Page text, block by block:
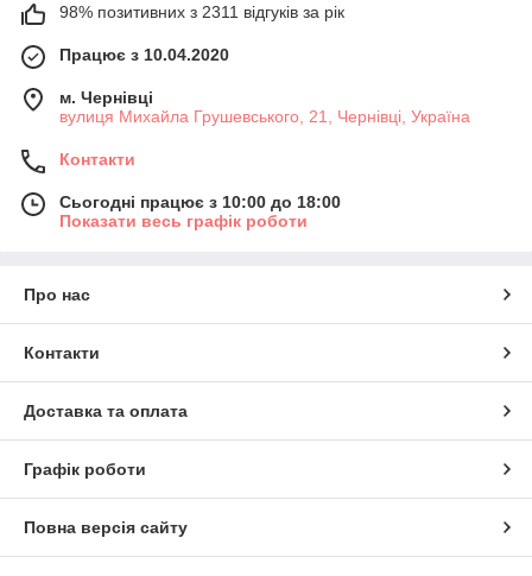
98% позитивних з 2311 відгуків за рік
Працює з 10.04.2020
м. Чернівці
вулиця Михайла Грушевського, 21, Чернівці, Україна
Контакти
Сьогодні працює з 10:00 до 18:00
Показати весь графік роботи
Про нас
Контакти
Доставка та оплата
Графік роботи
Повна версія сайту